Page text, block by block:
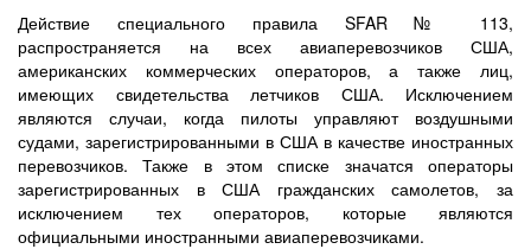
Действие специального правила SFAR № 113,
распространяется на всех авиаперевозчиков США,
американских коммерческих операторов, а также лиц,
имеющих свидетельства летчиков США. Исключением
являются случаи, когда пилоты управляют воздушными
судами, зарегистрированными в США в качестве иностранных
перевозчиков. Также в этом списке значатся операторы
зарегистрированных в США гражданских самолетов, за
исключением тех операторов, которые являются
официальными иностранными авиаперевозчиками.